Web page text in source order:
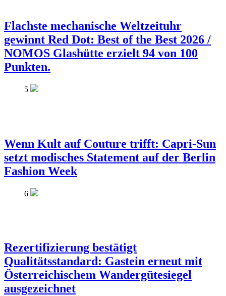
Flachste mechanische Weltzeituhr
gewinnt Red Dot: Best of the Best 2026 /
NOMOS Glashütte erzielt 94 von 100
Punkten.
5
Wenn Kult auf Couture trifft: Capri-Sun
setzt modisches Statement auf der Berlin
Fashion Week
6
Rezertifizierung bestätigt
Qualitätsstandard: Gastein erneut mit
Österreichischem Wandergütesiegel
ausgezeichnet